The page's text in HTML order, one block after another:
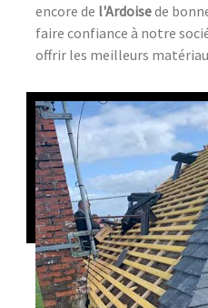
encore de l'Ardoisede
faire confiance à notre
offrir les meilleurs